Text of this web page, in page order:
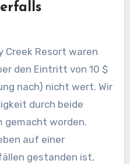
Creek Resort waren
den Eintritt von 10 $
nach) nicht wert. Wir
durch beide
gemacht worden.
auf einer
gestanden ist,